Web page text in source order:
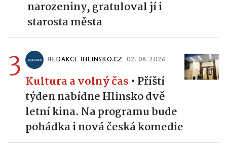
narozeniny, gratuloval jí i
starosta města
3 REDAKCE IHLINSKO.CZ 02. 08. 2026
Kultura a volný čas • Příští
týden nabídne Hlinsko dvě
letní kina. Na programu bude
pohádka i nová česká komedie